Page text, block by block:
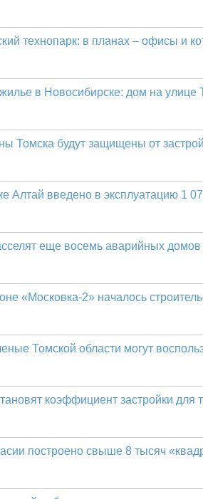
технопарк: в планах – офисы и
в Новосибирске: дом на улице
Томска будут защищены от
Алтай введено в эксплуатацию 1
еще восемь аварийных домов
«Московка-2» началось
Томской области могут
коэффициент застройки для
построено свыше 8 тысяч